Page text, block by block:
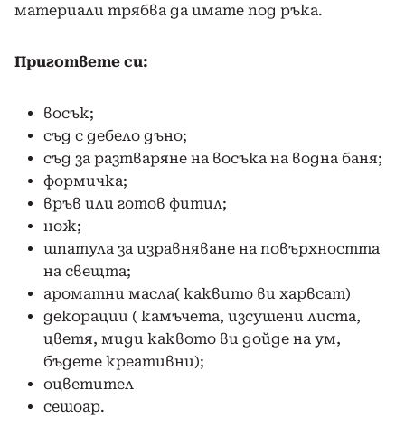
материали трябва да имате под ръка.
Пригответе си:
восък;
съд с дебело дъно;
съд за разтваряне на восъка на водна баня;
формичка;
връв или готов фитил;
нож;
шпатула за изравняване на повърхността
на свещта;
ароматни масла( каквито ви харвсат)
декорации ( камъчета, изсушени листа,
цветя, миди каквото ви дойде на ум,
бъдете креативни);
оцветител
сешоар.